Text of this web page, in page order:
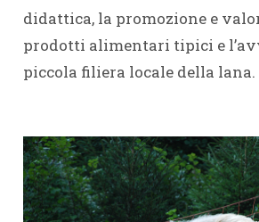
didattica, la promozione e
prodotti alimentari tipici e
piccola filiera locale della lana.